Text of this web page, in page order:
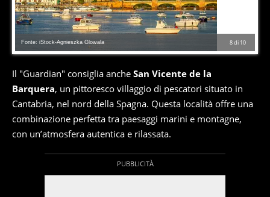
8di 10
Fonte: iStock-Agnieszka Glowala
Il "Guardian" consiglia anche San Vicente de la
Barquera, un pittoresco villaggio di pescatori situato in
Cantabria, nel nord della Spagna. Questa località offre una
combinazione perfetta tra paesaggi marini e montagne,
con un’atmosfera autentica e rilassata.